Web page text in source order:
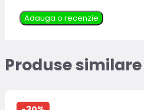
Adauga o recenzie
Produse similare